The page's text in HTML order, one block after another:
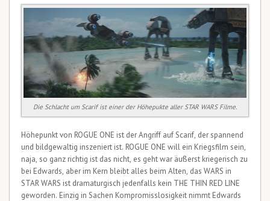
Die Schlacht um Scarif ist einer der Höhepukte aller STAR WARS Filme.
Höhepunkt von ROGUE ONE ist der Angriff auf Scarif, der spannend
und bildgewaltig inszeniert ist. ROGUE ONE will ein Kriegsfilm sein,
naja, so ganz richtig ist das nicht, es geht war äußerst kriegerisch zu
bei Edwards, aber im Kern bleibt alles beim Alten, das WARS in
STAR WARS ist dramaturgisch jedenfalls kein THE THIN RED LINE
geworden. Einzig in Sachen Kompromisslosigkeit nimmt Edwards